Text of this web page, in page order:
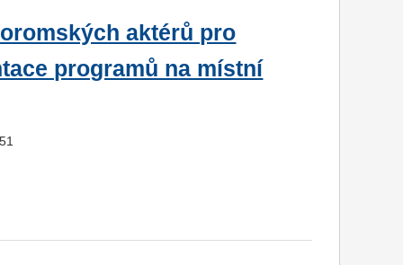
aktérů pro
programů na místní